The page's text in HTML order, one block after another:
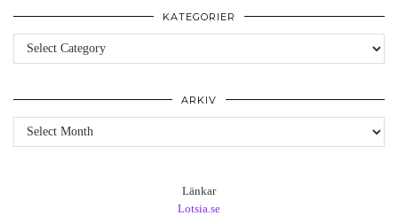
KATEGORIER
Kategorier
ARKIV
Arkiv
Länkar
Lotsia.se